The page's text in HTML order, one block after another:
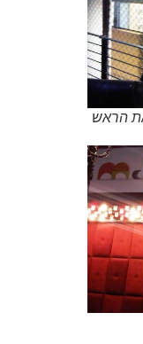
הראש